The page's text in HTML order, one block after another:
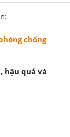
chống
hậu quả và